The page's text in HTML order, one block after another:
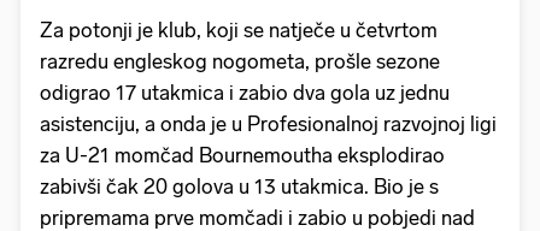
Za potonji je klub, koji se natječe u četvrtom
razredu engleskog nogometa, prošle sezone
odigrao 17 utakmica i zabio dva gola uz jednu
asistenciju, a onda je u Profesionalnoj razvojnoj ligi
za U-21 momčad Bournemoutha eksplodirao
zabivši čak 20 golova u 13 utakmica. Bio je s
pripremama prve momčadi i zabio u pobjedi nad